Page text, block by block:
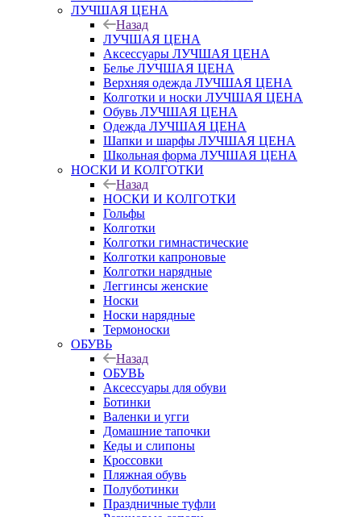
ЛУЧШАЯ ЦЕНА
Назад
ЛУЧШАЯ ЦЕНА
Аксессуары ЛУЧШАЯ ЦЕНА
Белье ЛУЧШАЯ ЦЕНА
Верхняя одежда ЛУЧШАЯ ЦЕНА
Колготки и носки ЛУЧШАЯ ЦЕНА
Обувь ЛУЧШАЯ ЦЕНА
Одежда ЛУЧШАЯ ЦЕНА
Шапки и шарфы ЛУЧШАЯ ЦЕНА
Школьная форма ЛУЧШАЯ ЦЕНА
НОСКИ И КОЛГОТКИ
Назад
НОСКИ И КОЛГОТКИ
Гольфы
Колготки
Колготки гимнастические
Колготки капроновые
Колготки нарядные
Леггинсы женские
Носки
Носки нарядные
Термоноски
ОБУВЬ
Назад
ОБУВЬ
Аксессуары для обуви
Ботинки
Валенки и угги
Домашние тапочки
Кеды и слипоны
Кроссовки
Пляжная обувь
Полуботинки
Праздничные туфли